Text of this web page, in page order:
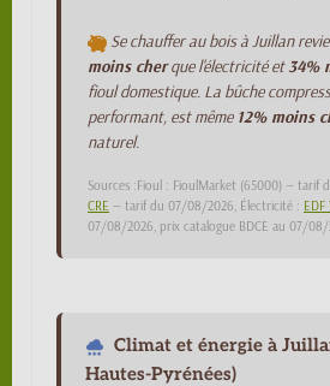
Se chauffer au bois à Juillan
moins cherque l'électricité et34%
fioul domestique. La bûche
performant, est même 12% moins
naturel.
Sources :Fioul : FioulMarket (65000) — tarif
CRE — tarif du 07/08/2026, Électricité : EDF
07/08/2026, prix catalogue BDCE au 07/08/
Climat et énergie à
Hautes-Pyrénées)